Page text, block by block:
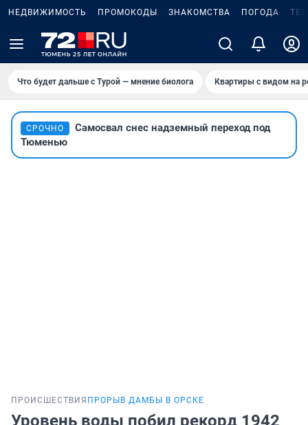
НЕДВИЖИМОСТЬ ПРОМОКОДЫ ЗНАКОМСТВА ПОГОДА
Что будет дальше с Турой — мнение биолога Квартиры с видом на
СРОЧНО
Самосвал снес надземный переход под
Тюменью
ПРОИСШЕСТВИЯ ПРОРЫВ ДАМБЫ В ОРСКЕ
Уровень воды побил рекорд 1942